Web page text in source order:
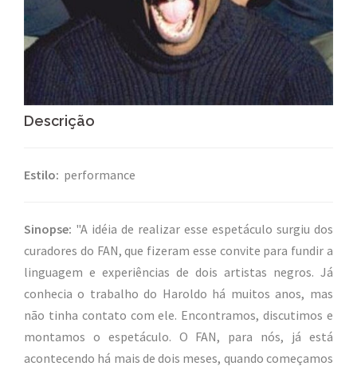
Descrição
Estilo: performance
Sinopse: "A idéia de realizar esse espetáculo surgiu dos
curadores do FAN, que fizeram esse convite para fundir a
linguagem e experiências de dois artistas negros. Já
conhecia o trabalho do Haroldo há muitos anos, mas
não tinha contato com ele. Encontramos, discutimos e
montamos o espetáculo. O FAN, para nós, já está
acontecendo há mais de dois meses, quando começamos